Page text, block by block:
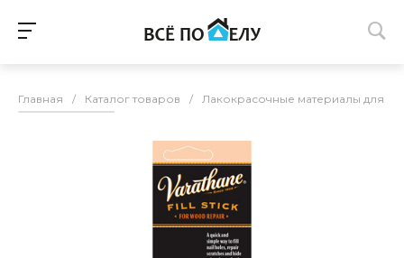
Главная / Каталог товаров / Лакокрасочные материалы для